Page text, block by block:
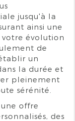
jusqu'à la
ainsi une
évolution
de
un
la durée et
pleinement
sérénité.
offre
des